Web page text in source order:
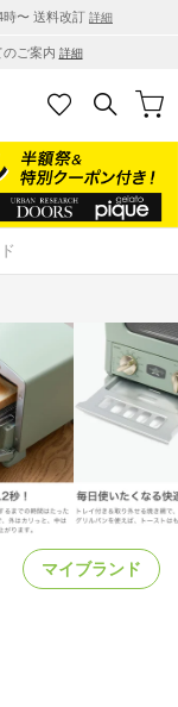
時〜 送料改訂 詳細
のご案内 詳細
マイブランド